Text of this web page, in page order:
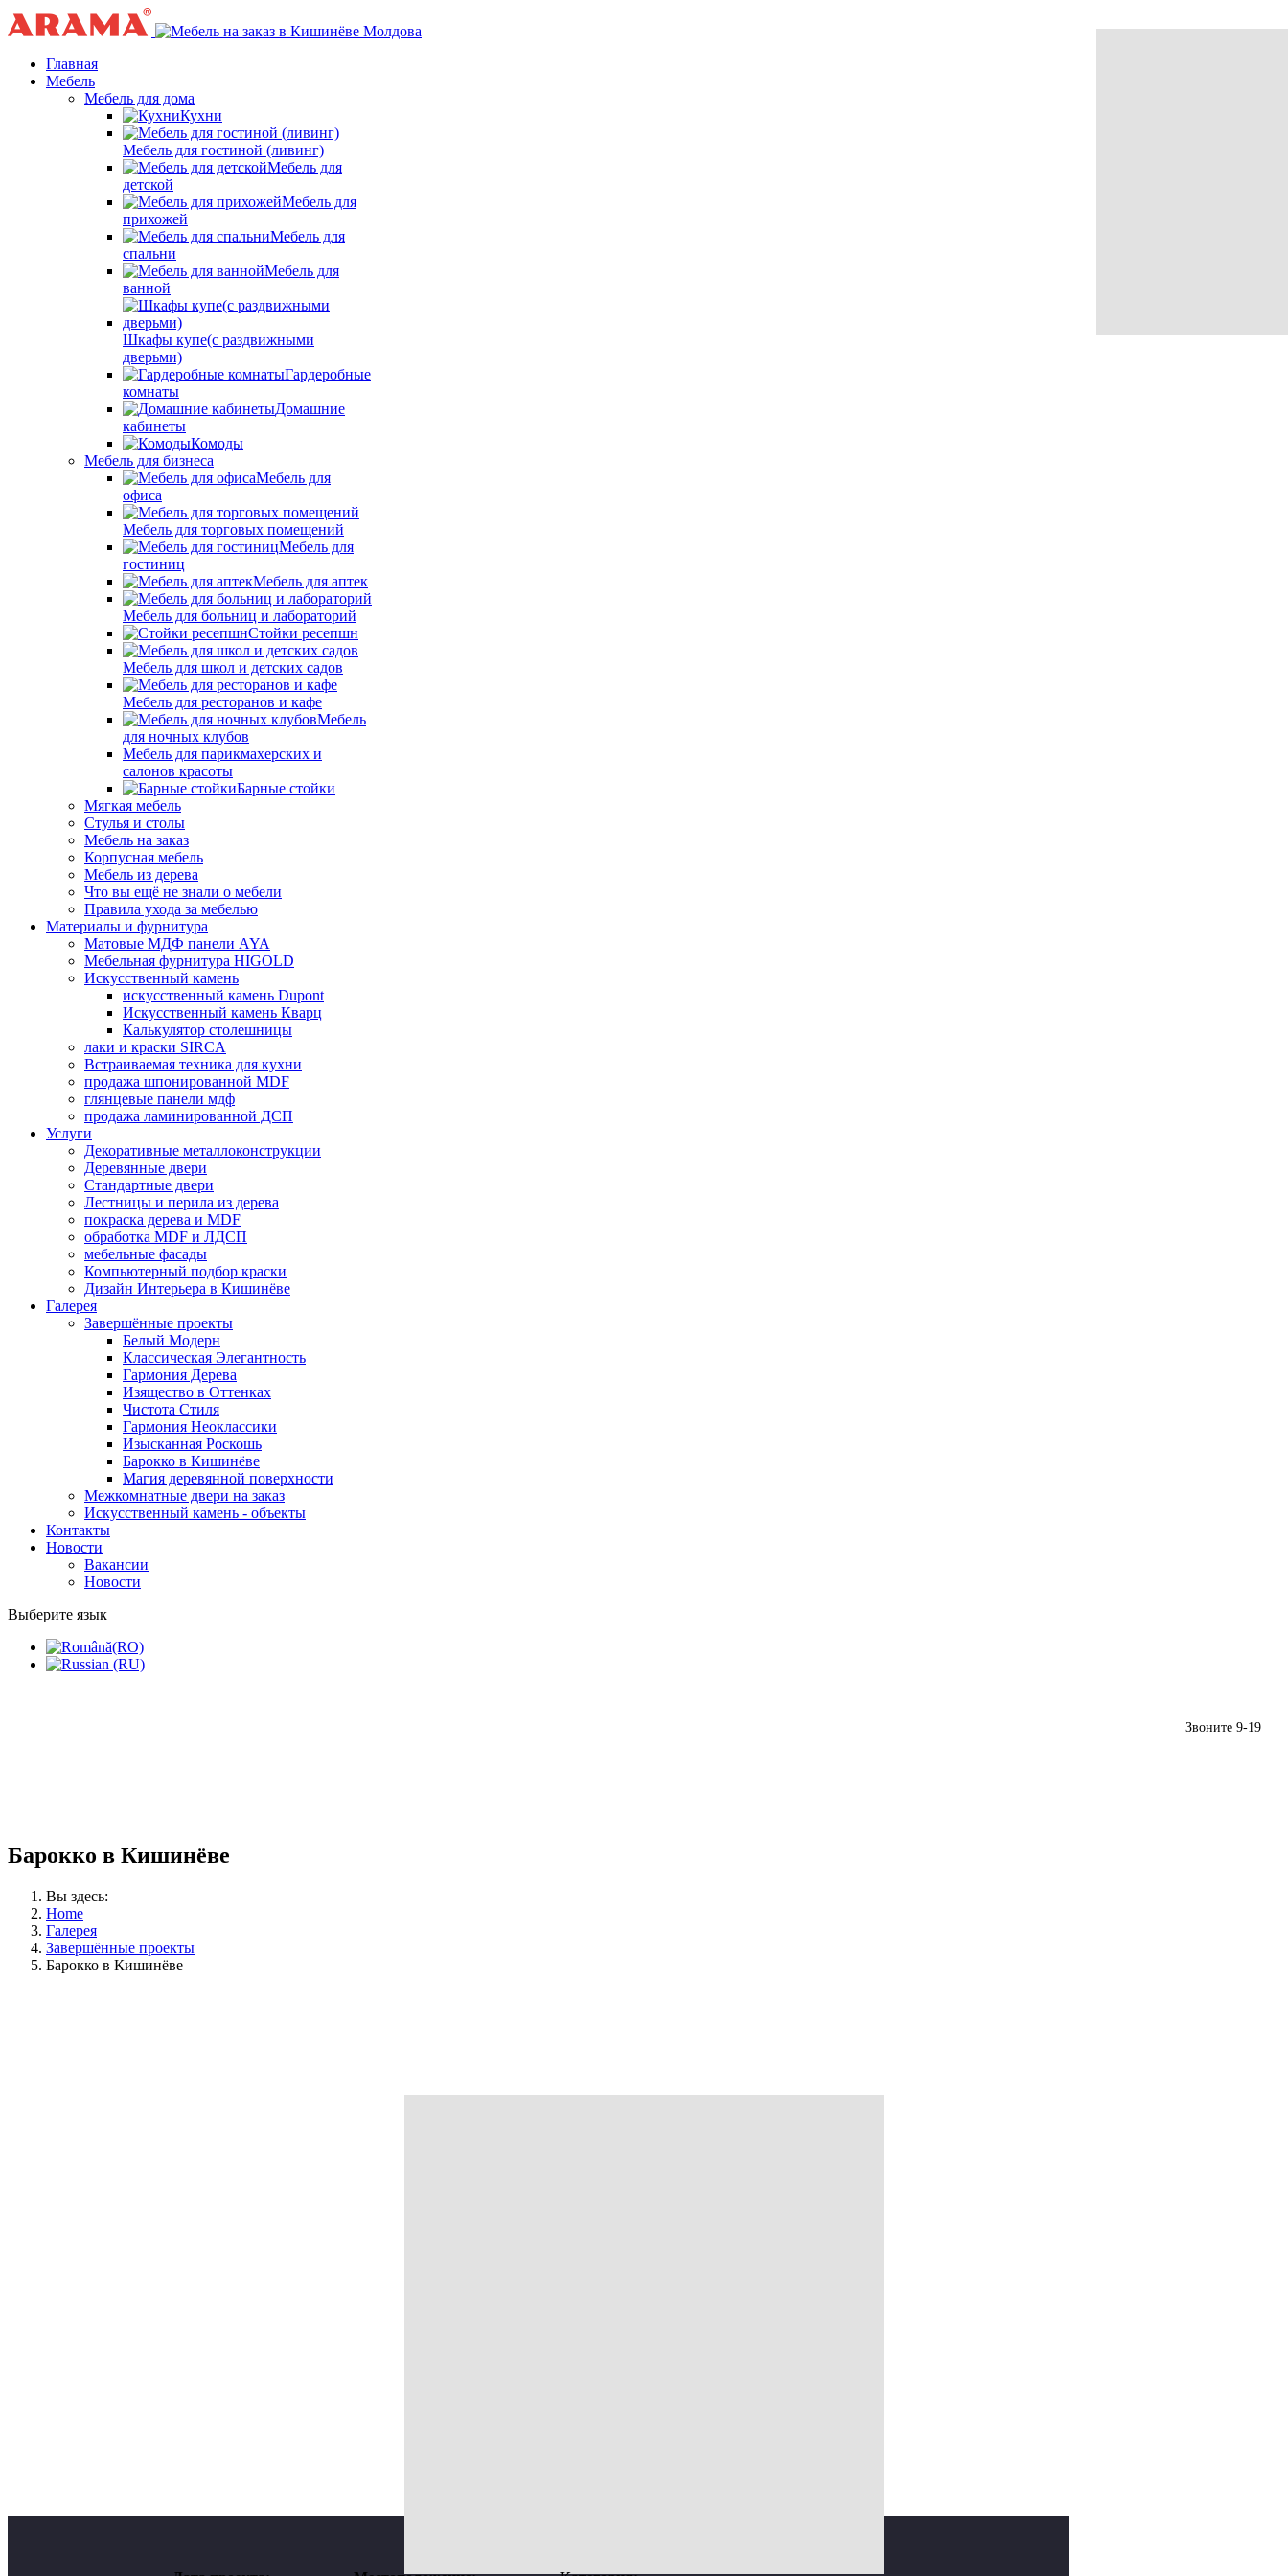
Главная
Мебель
Мебель для дома
Кухни
Мебель для гостиной (ливинг)
Мебель для
детской
Мебель для
прихожей
Мебель для
спальни
Мебель для
ванной
Шкафы купе(с раздвижными
дверьми)
Гардеробные
комнаты
Домашние
кабинеты
Комоды
Мебель для бизнеса
Мебель для
офиса
Мебель для торговых помещений
Мебель для
гостиниц
Мебель для аптек
Мебель для больниц и лабораторий
Стойки ресепшн
Мебель для школ и детских садов
Мебель для ресторанов и кафе
Мебель
для ночных клубов
Мебель для парикмахерских и
салонов красоты
Барные стойки
Мягкая мебель
Стулья и столы
Мебель на заказ
Корпусная мебель
Мебель из дерева
Что вы ещё не знали о мебели
Правила ухода за мебелью
Материалы и фурнитура
Матовые МДФ панели AYA
Мебельная фурнитура HIGOLD
Искусственный камень
искусственный камень Dupont
Искусственный камень Кварц
Калькулятор столешницы
лаки и краски SIRCA
Встраиваемая техника для кухни
продажа шпонированной MDF
глянцевые панели мдф
продажа ламинированной ДСП
Услуги
Декоративные металлоконструкции
Деревянные двери
Стандартные двери
Лестницы и перила из дерева
покраска дерева и MDF
обработка MDF и ЛДСП
мебельные фасады
Компьютерный подбор краски
Дизайн Интерьера в Кишинёве
Галерея
Завершённые проекты
Белый Модерн
Классическая Элегантность
Гармония Дерева
Изящество в Оттенках
Чистота Стиля
Гармония Неоклассики
Изысканная Роскошь
Барокко в Кишинёве
Магия деревянной поверхности
Межкомнатные двери на заказ
Искусственный камень - объекты
Контакты
Новости
Вакансии
Новости
Выберите язык
Звоните 9-19
Барокко в Кишинёве
Вы здесь:
Home
Галерея
Завершённые проекты
Барокко в Кишинёве